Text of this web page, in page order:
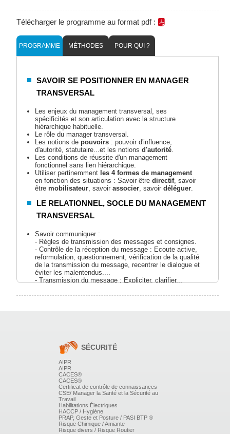
Télécharger le programme au format pdf :
PROGRAMME MÉTHODES POUR QUI ?
SAVOIR SE POSITIONNER EN MANAGER
TRANSVERSAL
Les enjeux du management transversal, ses
spécificités et son articulation avec la structure
hiérarchique habituelle.
Le rôle du manager transversal.
Les notions depouvoirs : pouvoir d'influence,
d'autorité, statutaire...et les notions d'autorité.
Les conditions de réussite d'un management
fonctionnel sans lien hiérarchique.
Utiliser pertinemment les 4 formes de management
en fonction des situations : Savoir êtredirectif, savoir
êtremobilisateur, savoirassocier, savoirdéléguer.
LE RELATIONNEL, SOCLE DU MANAGEMENT
TRANSVERSAL
Savoir communiquer :
- Règles de transmission des messages et consignes.
- Contrôle de la réception du message : Ecoute active,
reformulation, questionnement, vérification de la qualité
de la transmission du message, recentrer le dialogue et
éviter les malentendus....
- Transmission du message : Expliciter, clarifier...
relations avec les autres.
ÉQUIPE
Définir les missions respectives des membres de
l'équipe en fonction des compétences recherchées.
Organiser le travail de l'équipe : règles de
fonctionnement, répartition des tâches, la définition des
limites...
Fixer des objectifs individuels opérationnels et
mesurables.
Analyser la cohérence entre objectifs, moyens et
autonomie.
SÉCURITÉ
AIPR
AIPR
CACES®
CACES®
Certificat de contrôle de connaissances
CSE/ Manager la Santé et la Sécurité au
Travail
Habilitations Électriques
HACCP / Hygiène
PRAP, Geste et Posture / PASI BTP ®
Risque Chimique / Amiante
Risque divers / Risque Routier